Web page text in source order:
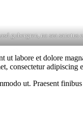
gubergren, no sea sanctus
labore et dolore
consectetur adipiscing
ut. Praesent